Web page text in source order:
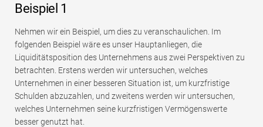
Beispiel 1
Nehmen wir ein Beispiel, um dies zu veranschaulichen. Im
folgenden Beispiel wäre es unser Hauptanliegen, die
Liquiditätsposition des Unternehmens aus zwei Perspektiven zu
betrachten. Erstens werden wir untersuchen, welches
Unternehmen in einer besseren Situation ist, um kurzfristige
Schulden abzuzahlen, und zweitens werden wir untersuchen,
welches Unternehmen seine kurzfristigen Vermögenswerte
besser genutzt hat.